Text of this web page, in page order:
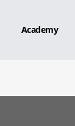
Academy